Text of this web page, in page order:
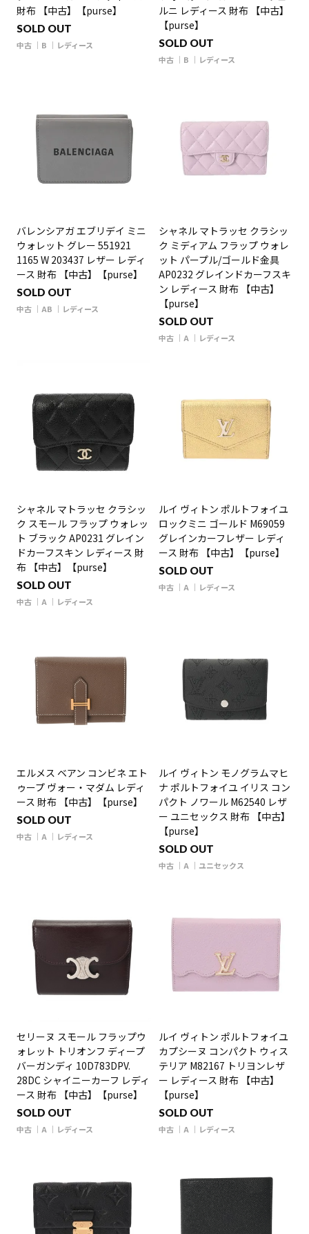
財布 【中古】【purse】
SOLD OUT
中古 B レディース
ルニ レディース 財布 【中古】
【purse】
SOLD OUT
中古 B レディース
バレンシアガ エブリデイ ミニ
ウォレット グレー 551921
1165 W 203437 レザー レディ
ース 財布 【中古】【purse】
SOLD OUT
中古 AB レディース
シャネル マトラッセ クラシッ
ク ミディアム フラップ ウォレ
ット パープル/ゴールド金具
AP0232 グレインドカーフスキ
ン レディース 財布 【中古】
【purse】
SOLD OUT
中古 A レディース
シャネル マトラッセ クラシッ
ク スモール フラップ ウォレッ
ト ブラック AP0231 グレイン
ドカーフスキン レディース 財
布 【中古】【purse】
SOLD OUT
中古 A レディース
ルイ ヴィトン ポルトフォイユ
ロックミニ ゴールド M69059
グレインカーフレザー レディ
ース 財布 【中古】【purse】
SOLD OUT
中古 A レディース
エルメス ベアン コンビネ エト
ゥープ ヴォー・マダム レディ
ース 財布 【中古】【purse】
SOLD OUT
中古 A レディース
ルイ ヴィトン モノグラムマヒ
ナ ポルトフォイユ イリス コン
パクト ノワール M62540 レザ
ー ユニセックス 財布 【中古】
【purse】
SOLD OUT
中古 A ユニセックス
セリーヌ スモール フラップウ
ォレット トリオンフ ディープ
バーガンディ 10D783DPV.
28DC シャイニーカーフ レディ
ース 財布 【中古】【purse】
SOLD OUT
中古 A レディース
ルイ ヴィトン ポルトフォイユ
カプシーヌ コンパクト ウィス
テリア M82167 トリヨンレザ
ー レディース 財布 【中古】
【purse】
SOLD OUT
中古 A レディース